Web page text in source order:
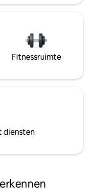
Fitnessruimte
diensten